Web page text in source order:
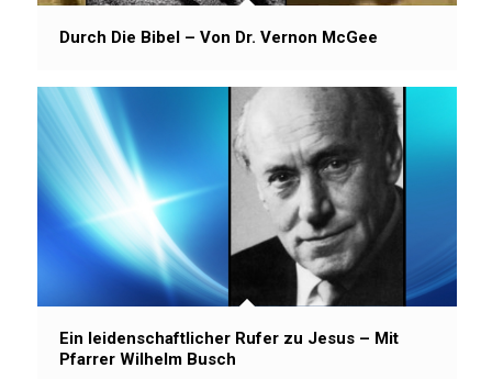
Durch Die Bibel – Von Dr. Vernon McGee
Ein leidenschaftlicher Rufer zu Jesus – Mit
Pfarrer Wilhelm Busch